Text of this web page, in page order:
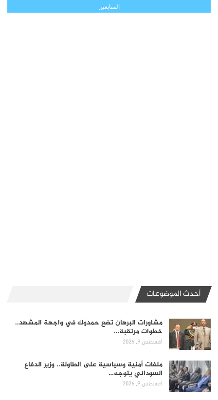
المتابعين
أحدث الموضوعات
مشاورات البرهان تضع حمدوك في واجهة المشهد..
خطوات مرتقبة…
أغسطس 9, 2026
ملفات أمنية وسياسية على الطاولة.. وزير الدفاع
السوداني يتوجه…
أغسطس 9, 2026